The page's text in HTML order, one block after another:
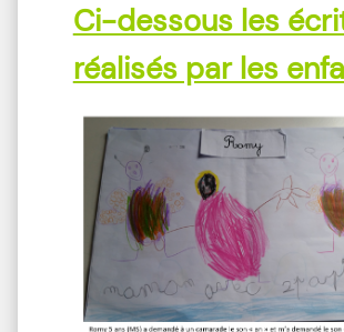
Ci-dessous les
réalisés par les